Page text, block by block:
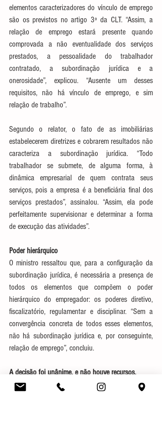
elementos caracterizadores do vínculo de emprego
são os previstos no artigo 3º da CLT. “Assim, a
relação de emprego estará presente quando
comprovada a não eventualidade dos serviços
prestados, a pessoalidade do trabalhador
contratado, a subordinação jurídica e a
onerosidade”, explicou. “Ausente um desses
requisitos, não há vínculo de emprego, e sim
relação de trabalho”.
Segundo o relator, o fato de as imobiliárias
estabelecerem diretrizes e cobrarem resultados não
caracteriza a subordinação jurídica. “Todo
trabalhador se submete, de alguma forma, à
dinâmica empresarial de quem contrata seus
serviços, pois a empresa é a beneficiária final dos
serviços prestados”, assinalou. “Assim, ela pode
perfeitamente supervisionar e determinar a forma
de execução das atividades”.
Poder hierárquico
O ministro ressaltou que, para a configuração da
subordinação jurídica, é necessária a presença de
todos os elementos que compõem o poder
hierárquico do empregador: os poderes diretivo,
fiscalizatório, regulamentar e disciplinar. “Sem a
convergência concreta de todos esses elementos,
não há subordinação jurídica e, por conseguinte,
relação de emprego”, concluiu.
A decisão foi unânime, e não houve recursos.